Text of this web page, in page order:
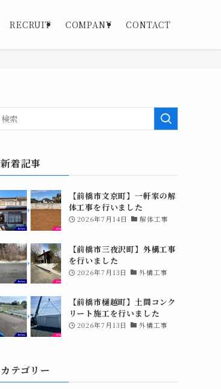
RECRUIT COMPANY CONTACT
新着記事
【前橋市文京町】一軒家の解
体工事を行いました
2026年7月14日 解体工事
【前橋市三夜沢町】外構工事
を行いました
2026年7月13日 外構工事
【前橋市樋越町】土間コンク
リート施工を行いました
2026年7月13日 外構工事
カテゴリー